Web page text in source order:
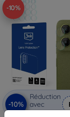
-10%
-10%
Réduction
avec
coupon